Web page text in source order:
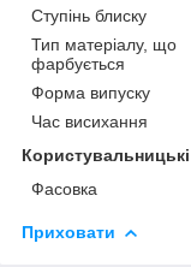
Ступінь блиску
Тип матеріалу, що
фарбується
Форма випуску
Час висихання
Фасовка
Приховати